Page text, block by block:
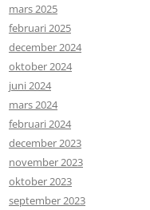
mars 2025
februari 2025
december 2024
oktober 2024
juni 2024
mars 2024
februari 2024
december 2023
november 2023
oktober 2023
september 2023